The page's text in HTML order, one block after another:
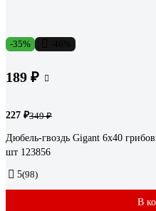
-35%
189 ₽
227 ₽349 ₽
Дюбель-гвоздь Gigant 6x40
шт 123856
5(98)
В